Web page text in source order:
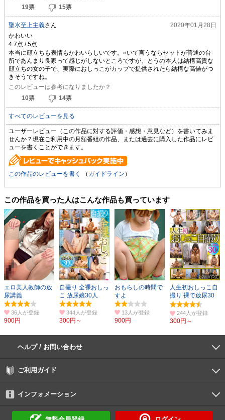
19票 15票
聖水至上主義さん
2020年01月28日
かわいい
本当に顔立ちも表情もかわいらしいです。○いて言うならセットが普通の台
所であんまり良家って感じがしないところですが、とうの本人は結構高貴な
顔立ちの女の子で、実際におしっこがカップで提供されたら結構な高値がつ
きそうですね。
このレビューは参考になりましたか？
10票 14票
すべてのレビューを見る
ユーザーレビュー（この作品に対する評価・感想・意見など）を書いてみま
せんか？現在ご利用中の月額番組の作品、または過去に購入した作品にレビ
ューを書くことができます。
この作品のレビューを書く （ ガイドライン ）
この作品を買った人はこんな作品も買っています
エロ美人教師の放
尿講義
36人
900円
自撮り 全裸おしっ
こ 放尿娘30人
344人
300円～
おもらしの時間で
すよ
13人
900円
人生初おしっこ自
撮り 裸で放尿30
人
244人
300円～
ヘルプ / お問い合わせ
よくあるご質問
ご利用環境
お支払い方法
パスワードの再設定
サポートセンター
ご利用ガイド
初めての方へ
会員登録の手順
作品購入の手順
動画再生の手順
検索のヒント
DUGA Player
インフォメーション
DUGAからのお知らせ
デュガの歴史とあゆみ
利用規約
個人情報保護方針
特定商取引法に基づく表示
資金決済法に基づく表示
倫理基準
サイトマップ